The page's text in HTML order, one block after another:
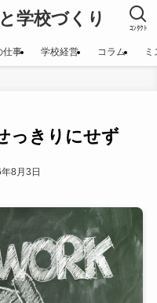
学校づくり ｺﾝﾀｸﾄ
仕事 学校経営 コラム
っきりにせず
8月3日